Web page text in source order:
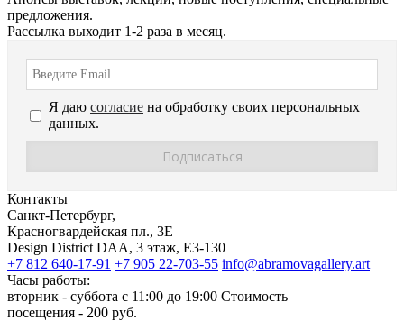
предложения.
Рассылка выходит 1-2 раза в месяц.
Я даю согласие на обработку своих персональных
данных.
Контакты
Санкт-Петербург,
Красногвардейская пл., 3E
Design District DAA, 3 этаж, Е3-130
+7 812 640-17-91 +7 905 22-703-55 info@abramovagallery.art
Часы работы:
вторник - суббота с 11:00 до 19:00 Стоимость
посещения - 200 руб.